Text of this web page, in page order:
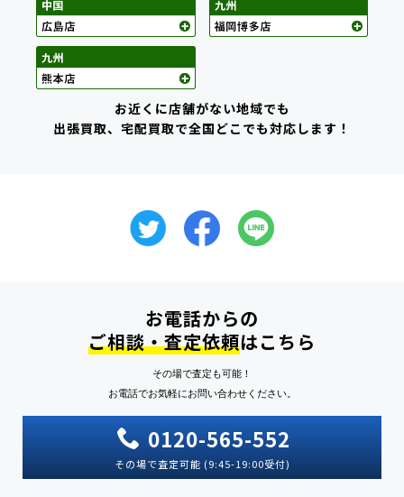
お近くに店舗がない地域でも
出張買取、宅配買取で全国どこでも対応します！
お電話からの
ご相談・査定依頼はこちら
その場で査定も可能！
お電話でお気軽にお問い合わせください。
0120-565-552
その場で査定可能 (9:45-19:00受付)